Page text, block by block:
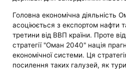
Головна економічна діяльність
асоціюється з експортом нафти
третини від ВВП країни. Проте
стратегії "Оман 2040" нація
економічної системи. Ця
посилення таких галузей, як